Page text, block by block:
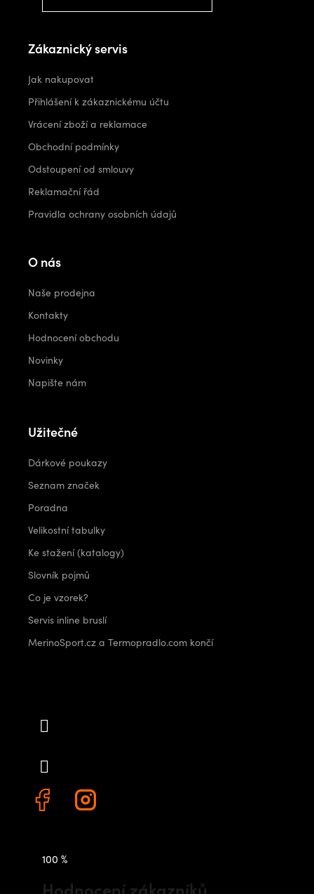
Zákaznický servis
Jak nakupovat
Přihlášení k zákaznickému účtu
Vrácení zboží a reklamace
Obchodní podmínky
Odstoupení od smlouvy
Reklamační řád
Pravidla ochrany osobních údajů
O nás
Naše prodejna
Kontakty
Hodnocení obchodu
Novinky
Napište nám
Užitečné
Dárkové poukazy
Seznam značek
Poradna
Velikostní tabulky
Ke stažení (katalogy)
Slovník pojmů
Co je vzorek?
Servis inline bruslí
MerinoSport.cz a Termopradlo.com končí
100 %
Hodnocení zákazníků